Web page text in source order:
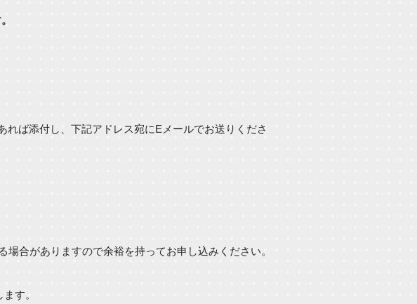
れば添付し、下記アドレス宛にEメールでお送りくださ
合がありますので余裕を持ってお申し込みください。
す。